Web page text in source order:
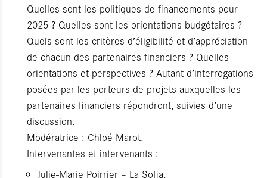
Quelles sont les politiques de financements pour
2025 ? Quelles sont les orientations budgétaires ?
Quels sont les critères d’éligibilité et d’appréciation
de chacun des partenaires financiers ? Quelles
orientations et perspectives ? Autant d’interrogations
posées par les porteurs de projets auxquelles les
partenaires financiers répondront, suivies d’une
discussion.
Modératrice : Chloé Marot.
Intervenantes et intervenants :
Julie-Marie Poirrier – La Sofia.